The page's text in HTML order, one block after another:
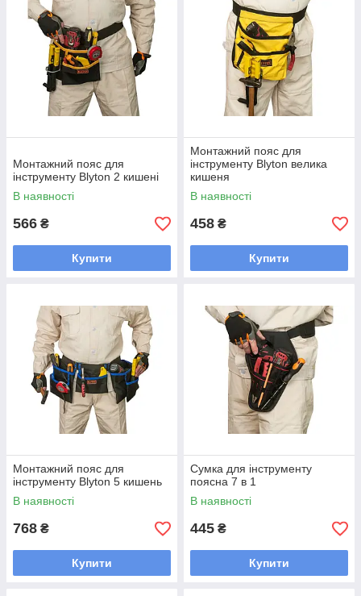
Монтажний пояс для
інструменту Blyton 2 кишені
В наявності
566 ₴
Купити
Монтажний пояс для
інструменту Blyton велика
кишеня
В наявності
458 ₴
Купити
Монтажний пояс для
інструменту Blyton 5 кишень
В наявності
768 ₴
Купити
Сумка для інструменту
поясна 7 в 1
В наявності
445 ₴
Купити